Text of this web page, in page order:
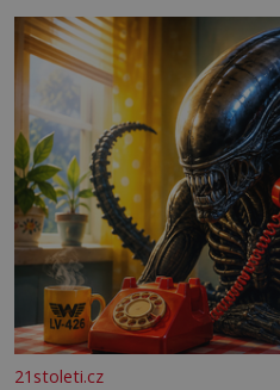
měkkost a bezpečí, proto by
především klidně a útulně.
21stoleti.cz